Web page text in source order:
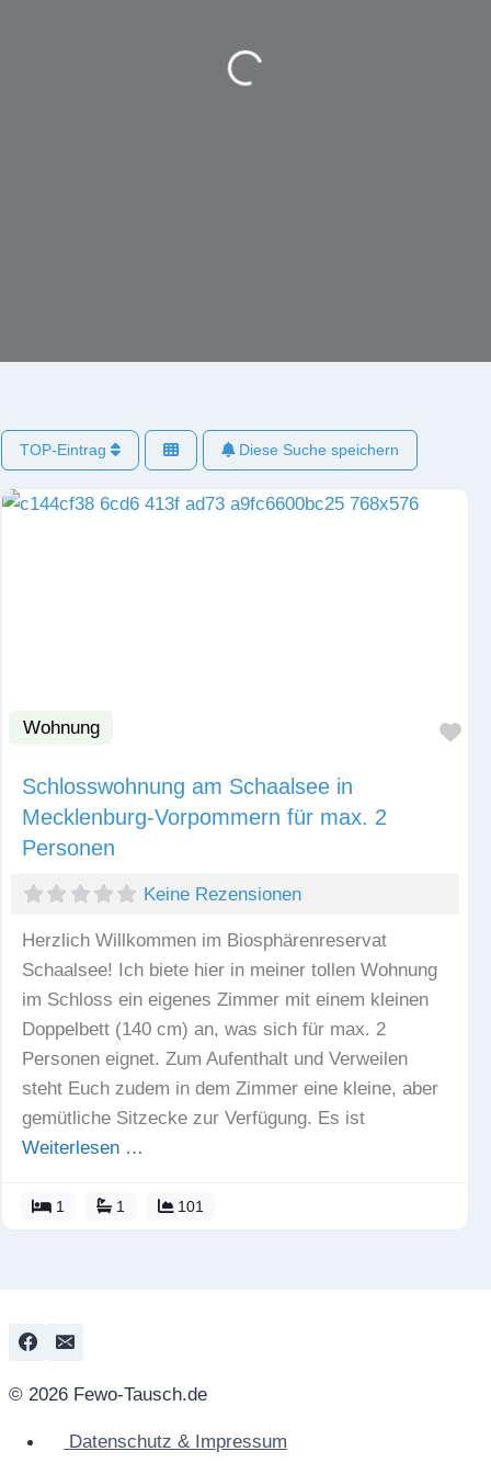
Wird geladen …
TOP-Eintrag Diese Suche speichern
Wohnung
Schlosswohnung am Schaalsee in
Mecklenburg-Vorpommern für max. 2
Personen
Keine Rezensionen
Herzlich Willkommen im Biosphärenreservat
Schaalsee! Ich biete hier in meiner tollen Wohnung
im Schloss ein eigenes Zimmer mit einem kleinen
Doppelbett (140 cm) an, was sich für max. 2
Personen eignet. Zum Aufenthalt und Verweilen
steht Euch zudem in dem Zimmer eine kleine, aber
gemütliche Sitzecke zur Verfügung. Es ist
Weiterlesen …
1 1 101
© 2026 Fewo-Tausch.de
Datenschutz & Impressum